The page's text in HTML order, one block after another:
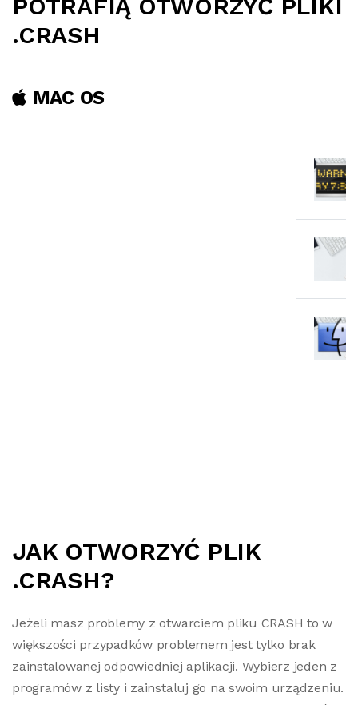
POTRAFIĄ OTWORZYĆ PLIKI
.CRASH
MAC OS
JAK OTWORZYĆ PLIK
.CRASH?
Jeżeli masz problemy z otwarciem pliku CRASH to w
większości przypadków problemem jest tylko brak
zainstalowanej odpowiedniej aplikacji. Wybierz jeden z
programów z listy i zainstaluj go na swoim urządzeniu.